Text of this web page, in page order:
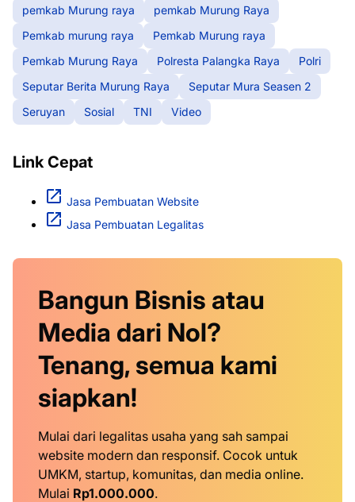
pemkab Murung raya
pemkab Murung Raya
Pemkab murung raya
Pemkab Murung raya
Pemkab Murung Raya
Polresta Palangka Raya
Polri
Seputar Berita Murung Raya
Seputar Mura Seasen 2
Seruyan
Sosial TNI Video
Link Cepat
Jasa Pembuatan Website
Jasa Pembuatan Legalitas
Bangun Bisnis atau
Media dari Nol?
Tenang, semua kami
siapkan!
Mulai dari legalitas usaha yang sah sampai
website modern dan responsif. Cocok untuk
UMKM, startup, komunitas, dan media online.
Mulai Rp1.000.000.